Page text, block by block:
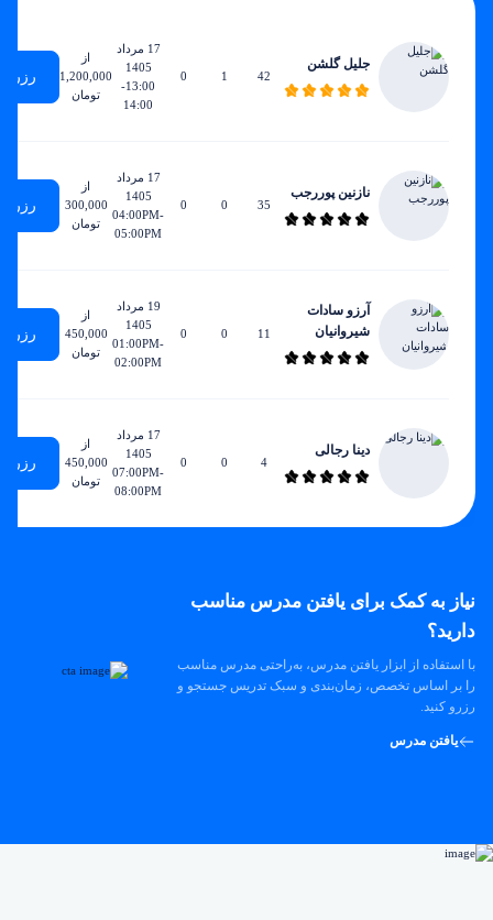
جلیل گلشن
42
1
0
17 مرداد
1405
13:00-
14:00
از
1,200,000
تومان
رزرو
نازنین پوررجب
35
0
0
17 مرداد
1405
04:00PM-
05:00PM
از
300,000
تومان
رزرو
آرزو سادات
شیروانیان
11
0
0
19 مرداد
1405
01:00PM-
02:00PM
از
450,000
تومان
رزرو
دینا رجالی
4
0
0
17 مرداد
1405
07:00PM-
08:00PM
از
450,000
تومان
رزرو
نیاز به کمک برای یافتن مدرس مناسب
دارید؟
با استفاده از ابزار یافتن مدرس، به‌راحتی مدرس مناسب
را بر اساس تخصص، زمان‌بندی و سبک تدریس جستجو و
رزرو کنید.
یافتن مدرس